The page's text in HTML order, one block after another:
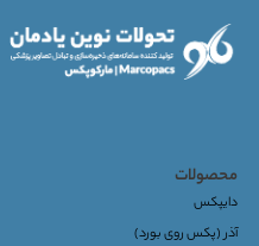
محصولات
دایپکس
آذر (پکس روی بورد)